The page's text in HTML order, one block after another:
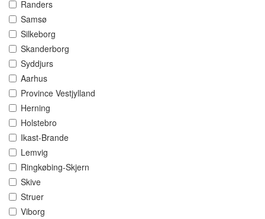
Randers
Samsø
Silkeborg
Skanderborg
Syddjurs
Aarhus
Province Vestjylland
Herning
Holstebro
Ikast-Brande
Lemvig
Ringkøbing-Skjern
Skive
Struer
Viborg